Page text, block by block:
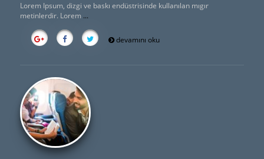
Lorem Ipsum, dizgi ve baskı endüstrisinde kullanılan mıgır
metinlerdir. Lorem ...
devamını oku